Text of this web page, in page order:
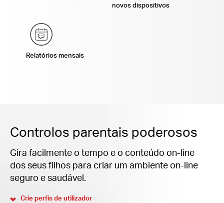
novos dispositivos
Relatórios mensais
Controlos parentais poderosos
Gira facilmente o tempo e o conteúdo on-line
dos seus filhos para criar um ambiente on-line
seguro e saudável.
Crie perfis de utilizador